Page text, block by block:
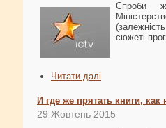
Спроби
сюжеті
Читати далі
И где же прятать книги, как
29 Жовтень 2015